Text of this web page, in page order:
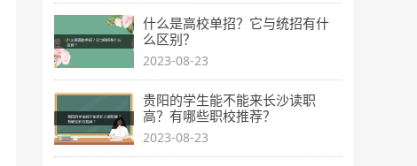
什么是高校单招？它与统招有什
么区别？
2023-08-23
贵阳的学生能不能来长沙读职
高？有哪些职校推荐？
2023-08-23